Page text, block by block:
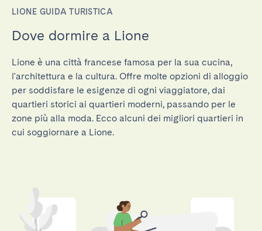
LIONE GUIDA TURISTICA
Dove dormire a Lione
Lione è una città francese famosa per la sua cucina,
l'architettura e la cultura. Offre molte opzioni di alloggio
per soddisfare le esigenze di ogni viaggiatore, dai
quartieri storici ai quartieri moderni, passando per le
zone più alla moda. Ecco alcuni dei migliori quartieri in
cui soggiornare a Lione.